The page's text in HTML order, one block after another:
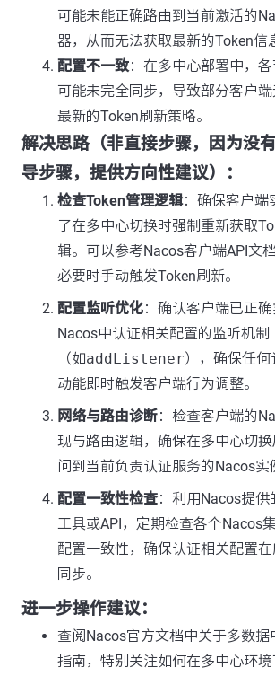
可能未能正确路由到当前激活的
器，从而无法获取最新的Token信
配置不一致：在多中心部署中，
可能未完全同步，导致部分客户端
最新的Token刷新策略。
解决思路（非直接步骤，因为没
导步骤，提供方向性建议）：
检查Token管理逻辑：确保客户端
了在多中心切换时强制重新获取
辑。可以参考Nacos客户端API文
必要时手动触发Token刷新。
配置监听优化：确认客户端已正
Nacos中认证相关配置的监听机制
（如addListener），确保任何
动能即时触发客户端行为调整。
网络与路由诊断：检查客户端的
现与路由逻辑，确保在多中心切
问到当前负责认证服务的Nacos实
配置一致性检查：利用Nacos提
工具或API，定期检查各个Nacos
配置一致性，确保认证相关配置
同步。
进一步操作建议：
查阅Nacos官方文档中关于多数据
指南，特别关注如何在多中心环